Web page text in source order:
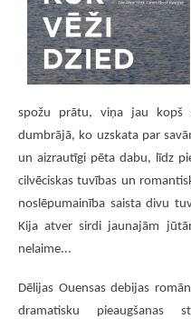
Virtuālais
TOP
TOP
Top
Es apsolu
LITERATŪRAS
3TD E-
spožu prātu, viņa jau kopš
dumbrājā, ko uzskata par
un aizrautīgi pēta dabu, līdz
cilvēciskas tuvības un
noslēpumainība saista divu
Kija atver sirdi jaunajām
nelaime...
Dēlijas Ouensas debijas
dramatisku pieaugšanas